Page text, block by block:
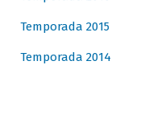
Temporada 2015
Temporada 2014